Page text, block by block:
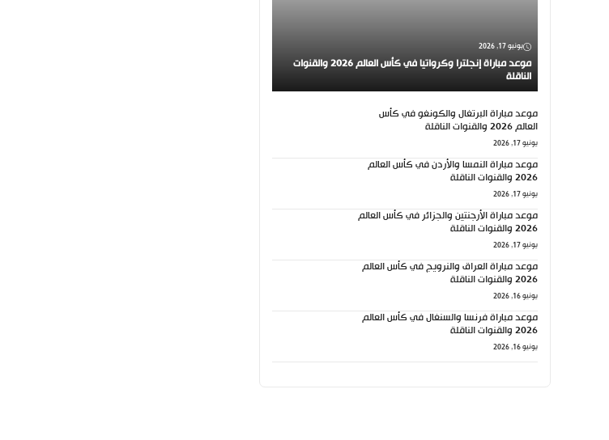
يونيو 17, 2026
موعد مباراة إنجلترا وكرواتيا في كأس العالم 2026 والقنوات
الناقلة
موعد مباراة البرتغال والكونغو في كأس
العالم 2026 والقنوات الناقلة
يونيو 17, 2026
موعد مباراة النمسا والأردن في كأس العالم
2026 والقنوات الناقلة
يونيو 17, 2026
موعد مباراة الأرجنتين والجزائر في كأس العالم
2026 والقنوات الناقلة
يونيو 17, 2026
موعد مباراة العراق والنرويج في كأس العالم
2026 والقنوات الناقلة
يونيو 16, 2026
موعد مباراة فرنسا والسنغال في كأس العالم
2026 والقنوات الناقلة
يونيو 16, 2026